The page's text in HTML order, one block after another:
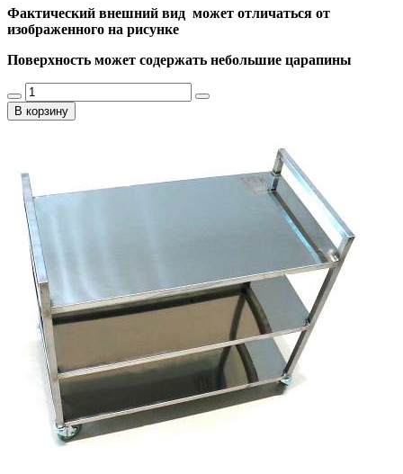
Фактический внешний вид может отличаться от
изображенного на рисунке
Поверхность может содержать небольшие царапины
В корзину